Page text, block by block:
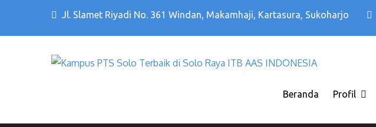
Jl. Slamet Riyadi No. 361 Windan, Makamhaji, Kartasura, Sukoharjo
Beranda Profil